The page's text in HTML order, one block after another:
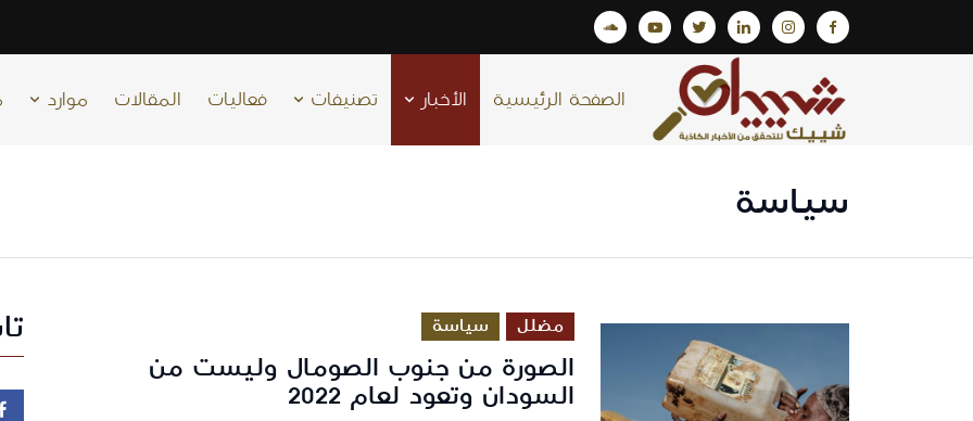
الصفحة الرئيسية الأخبار تصنيفات فعاليات المقالات موارد
سياسة
مضلل سياسة
الصورة من جنوب الصومال وليست من
السودان وتعود لعام 2022